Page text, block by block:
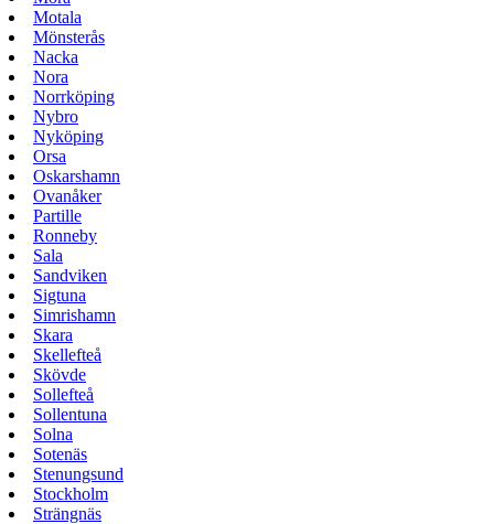
Motala
Mönsterås
Nacka
Nora
Norrköping
Nybro
Nyköping
Orsa
Oskarshamn
Ovanåker
Partille
Ronneby
Sala
Sandviken
Sigtuna
Simrishamn
Skara
Skellefteå
Skövde
Sollefteå
Sollentuna
Solna
Sotenäs
Stenungsund
Stockholm
Strängnäs